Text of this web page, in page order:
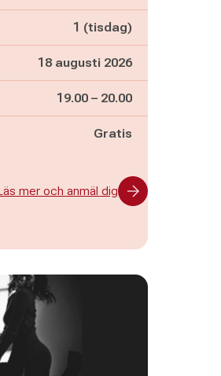
1 (tisdag)
18 augusti 2026
Pågår mellan
19.00 – och
20.00
Gratis
mer och anmäl dig